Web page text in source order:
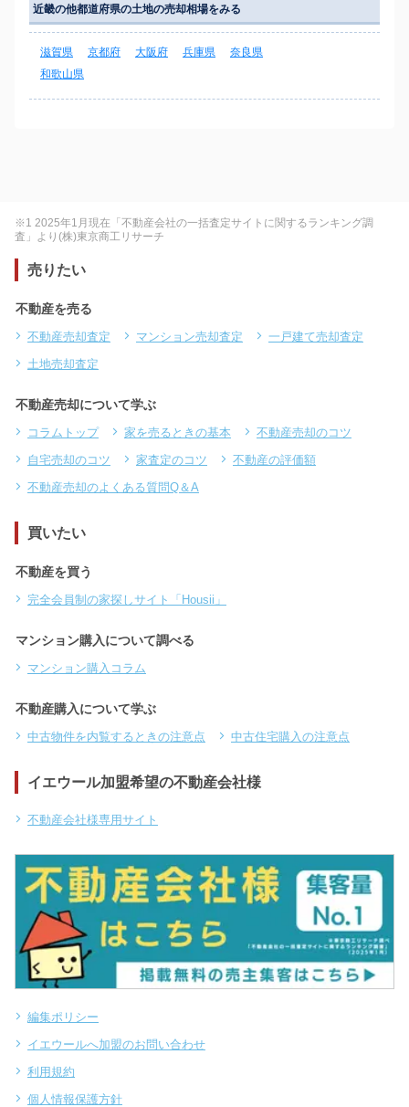
近畿の他都道府県の土地の売却相場をみる
滋賀県 京都府 大阪府 兵庫県
奈良県
和歌山県
※1 2025年1月現在「不動産会社の一括査定サイトに関するランキング調
査」より(株)東京商工リサーチ
売りたい
不動産を売る
不動産売却査定 マンション売却査定
一戸建て売却査定
土地売却査定
不動産売却について学ぶ
コラムトップ 家を売るときの基本
不動産売却のコツ
自宅売却のコツ
家査定のコツ
不動産の評価額
不動産売却のよくある質問Q＆A
買いたい
不動産を買う
完全会員制の家探しサイト「Housii」
マンション購入について調べる
マンション購入コラム
不動産購入について学ぶ
中古物件を内覧するときの注意点 中古住宅購入の注意点
イエウール加盟希望の不動産会社様
不動産会社様専用サイト
編集ポリシー
イエウールへ加盟のお問い合わせ
利用規約
個人情報保護方針